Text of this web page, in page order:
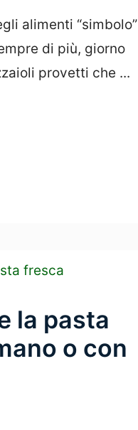
alimenti “simbolo”
di più, giorno
provetti che ...
la pasta
o con